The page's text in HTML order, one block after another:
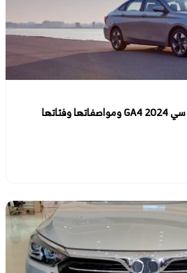
قراءة تفصيلية لسيارة جي ايه سي GA4 2024 ومواصفاتها وفئاتها